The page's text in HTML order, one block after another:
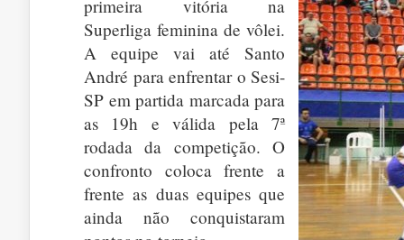
primeira vitória na
Superliga feminina de vôlei.
A equipe vai até Santo
André para enfrentar o Sesi-
SP em partida marcada para
as 19h e válida pela 7ª
rodada da competição. O
confronto coloca frente a
frente as duas equipes que
ainda não conquistaram